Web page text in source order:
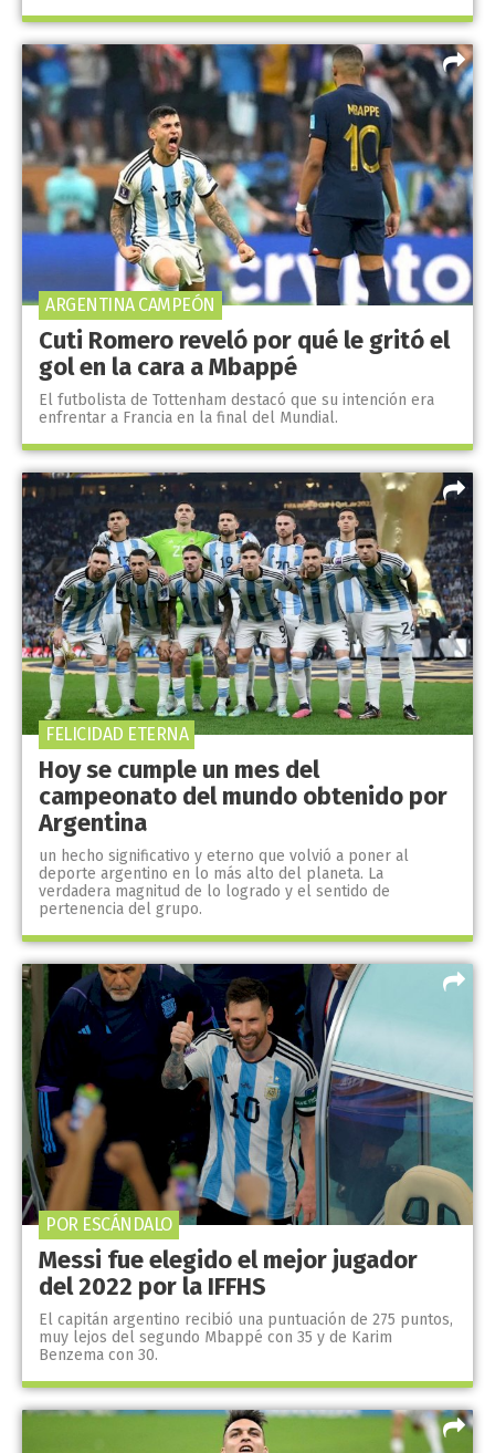
Cuti Romero reveló por qué le gritó el
gol en la cara a Mbappé
El futbolista de Tottenham destacó que su intención era
enfrentar a Francia en la final del Mundial.
ARGENTINA CAMPEÓN
Hoy se cumple un mes del
campeonato del mundo obtenido por
Argentina
un hecho significativo y eterno que volvió a poner al
deporte argentino en lo más alto del planeta. La
verdadera magnitud de lo logrado y el sentido de
pertenencia del grupo.
FELICIDAD ETERNA
Messi fue elegido el mejor jugador
del 2022 por la IFFHS
El capitán argentino recibió una puntuación de 275 puntos,
muy lejos del segundo Mbappé con 35 y de Karim
Benzema con 30.
POR ESCÁNDALO